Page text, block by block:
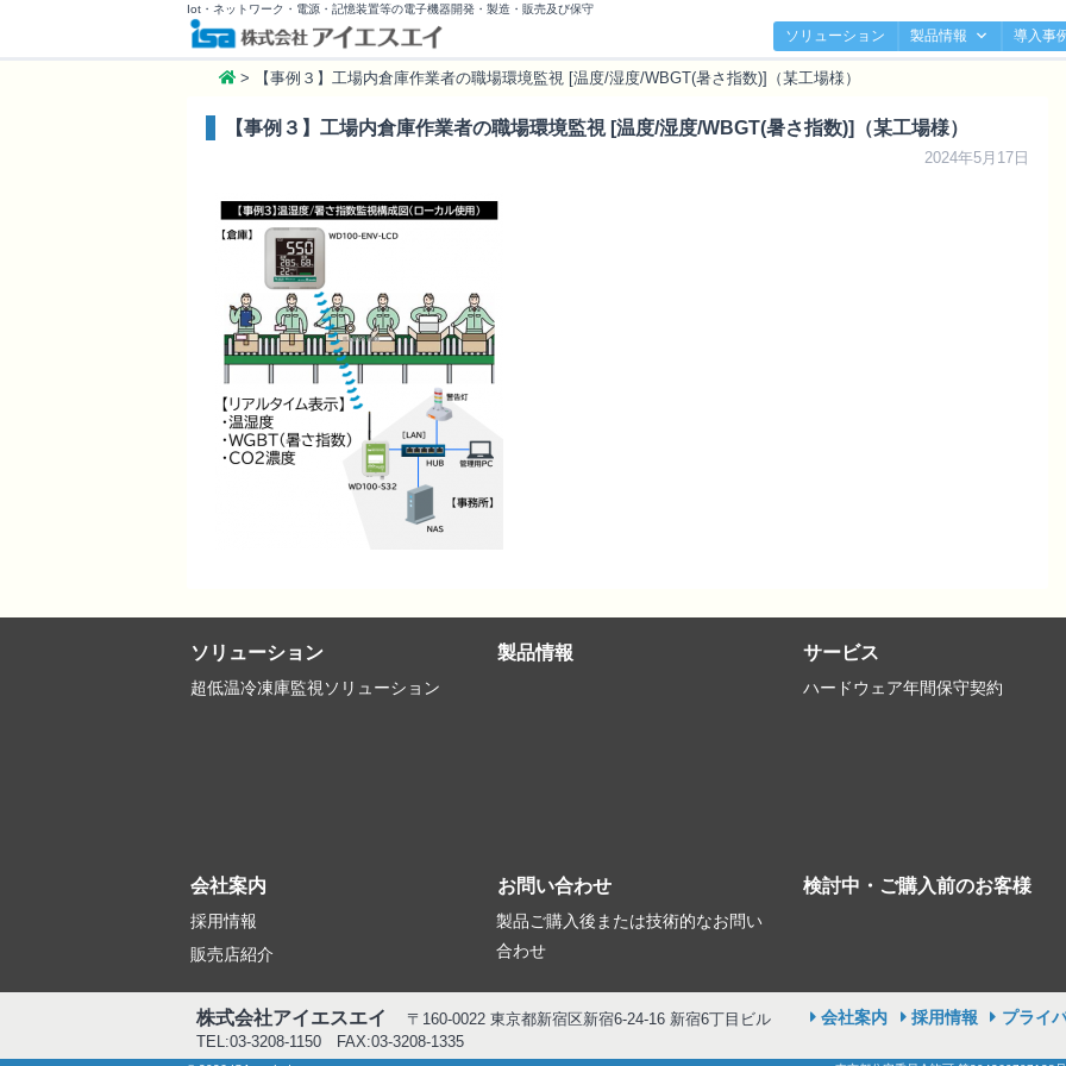
Iot・ネットワーク・電源・記憶装置等の電子機器開発・製造・販売及び保守
ソリューション 製品情報 導入事
> 【事例３】工場内倉庫作業者の職場環境監視 [温度/湿度/WBGT(暑さ指数)]（某工場様）
【事例３】工場内倉庫作業者の職場環境監視 [温度/湿度/WBGT(暑さ指数)]（某工場様）
2024年5月17日
ソリューション
超低温冷凍庫監視ソリューション
製品情報 サービス
ハードウェア年間保守契約
会社案内
採用情報
販売店紹介
お問い合わせ
製品ご購入後または技術的なお問い
合わせ
検討中・ご購入前のお客様
会社案内 採用情報 プライ
株式会社アイエスエイ
〒160-0022 東京都新宿区新宿6-24-16 新宿6丁目ビル
TEL:03-3208-1150 FAX:03-3208-1335